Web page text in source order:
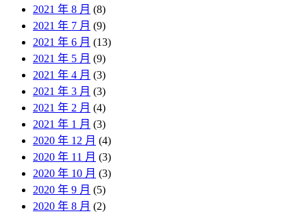
2021 年 8 月 (8)
2021 年 7 月 (9)
2021 年 6 月 (13)
2021 年 5 月 (9)
2021 年 4 月 (3)
2021 年 3 月 (3)
2021 年 2 月 (4)
2021 年 1 月 (3)
2020 年 12 月 (4)
2020 年 11 月 (3)
2020 年 10 月 (3)
2020 年 9 月 (5)
2020 年 8 月 (2)